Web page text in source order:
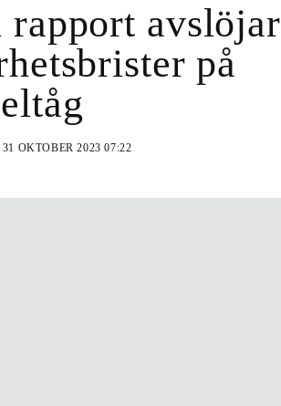
rapport avslöjar
på
31 OKTOBER 2023 07:22